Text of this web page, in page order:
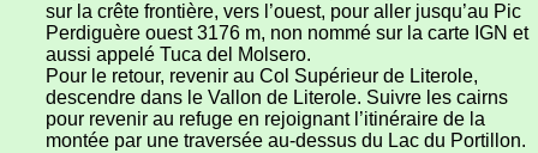
sur la crête frontière, vers l’ouest, pour aller jusqu’au Pic
Perdiguère ouest 3176 m, non nommé sur la carte IGN et
aussi appelé Tuca del Molsero.
Pour le retour, revenir au Col Supérieur de Literole,
descendre dans le Vallon de Literole. Suivre les cairns
pour revenir au refuge en rejoignant l’itinéraire de la
montée par une traversée au-dessus du Lac du Portillon.